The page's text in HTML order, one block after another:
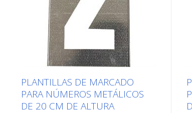
PLANTILLAS DE MARCADO
PARA NÚMEROS METÁLICOS
DE 20 CM DE ALTURA